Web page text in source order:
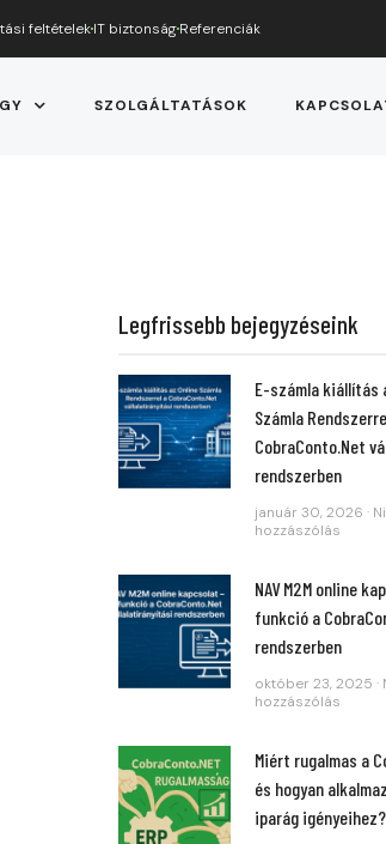
feltételekIT biztonságReferenciák
SZOLGÁLTATÁSOK
Legfrissebb bejegyzéseink
E-számla kiállítás
Számla
CobraConto.Net
rendszerben
január 30, 2026
hozzászólás
NAV M2M online
funkció a
rendszerben
október 23, 2025
hozzászólás
Miért rugalmas a
és hogyan
iparág igényeihez?